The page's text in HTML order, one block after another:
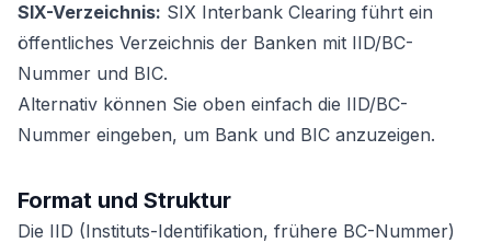
SIX-Verzeichnis: SIX Interbank Clearing führt ein
öffentliches Verzeichnis der Banken mit IID/BC-
Nummer und BIC.
Alternativ können Sie oben einfach die IID/BC-
Nummer eingeben, um Bank und BIC anzuzeigen.
Format und Struktur
Die IID (Instituts-Identifikation, frühere BC-Nummer)